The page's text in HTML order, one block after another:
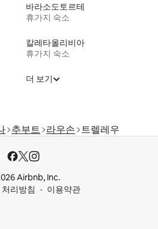
바라소도토르테
휴가지 숙소
칼레타올리비아
휴가지 숙소
더 보기
추부트 라우손 트렐레우
Airbnb, Inc.
리방침
이용약관